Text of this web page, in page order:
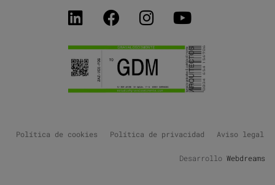
Política de cookies Política de privacidad Aviso legal
Desarrollo Webdreams